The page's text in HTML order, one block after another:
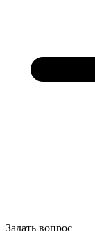
Задать вопрос